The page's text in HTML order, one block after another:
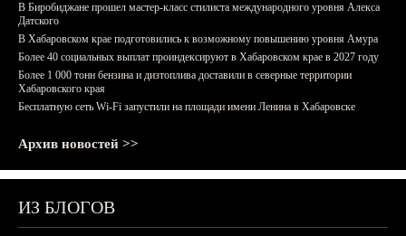
В Биробиджане прошел мастер-класс стилиста международного уровня Алекса
Датского
В Хабаровском крае подготовились к возможному повышению уровня Амура
Более 40 социальных выплат проиндексируют в Хабаровском крае в 2027 году
Более 1 000 тонн бензина и дизтоплива доставили в северные территории
Хабаровского края
Бесплатную сеть Wi-Fi запустили на площади имени Ленина в Хабаровске
Архив новостей >>
ИЗ БЛОГОВ